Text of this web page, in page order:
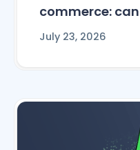
commerce:
July 23, 2026